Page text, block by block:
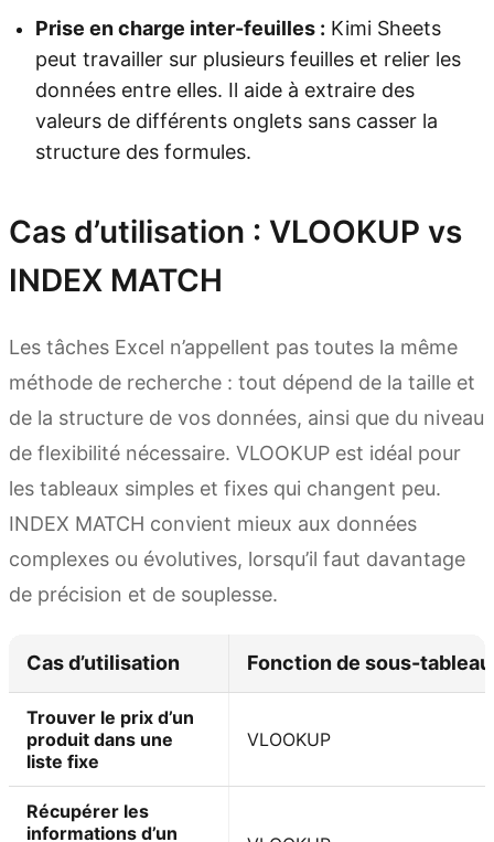
Prise en charge inter-feuilles : Kimi Sheets
peut travailler sur plusieurs feuilles et relier les
données entre elles. Il aide à extraire des
valeurs de différents onglets sans casser la
structure des formules.
Cas d’utilisation : VLOOKUP vs
INDEX MATCH
Les tâches Excel n’appellent pas toutes la même
méthode de recherche : tout dépend de la taille et
de la structure de vos données, ainsi que du niveau
de flexibilité nécessaire. VLOOKUP est idéal pour
les tableaux simples et fixes qui changent peu.
INDEX MATCH convient mieux aux données
complexes ou évolutives, lorsqu’il faut davantage
de précision et de souplesse.
Cas d’utilisation Fonction de sous-tableau
Trouver le prix d’un
produit dans une
liste fixe
VLOOKUP
Récupérer les
informations d’un